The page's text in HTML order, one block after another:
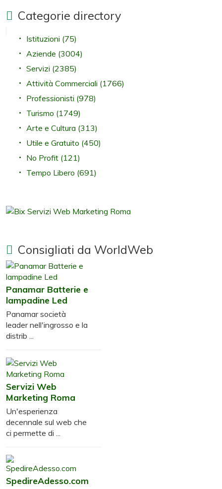
Categorie directory
Istituzioni (75)
Aziende (3004)
Servizi (2385)
Attività Commerciali (1766)
Professionisti (978)
Turismo (1749)
Arte e Cultura (313)
Utile e Gratuito (450)
No Profit (121)
Tempo Libero (691)
Consigliati da WorldWeb
Panamar Batterie e
lampadine Led
Panamar società
leader nell'ingrosso e la
distrib ...
Servizi Web
Marketing Roma
Un'esperienza
decennale sul web che
ci permette di ...
SpedireAdesso.com